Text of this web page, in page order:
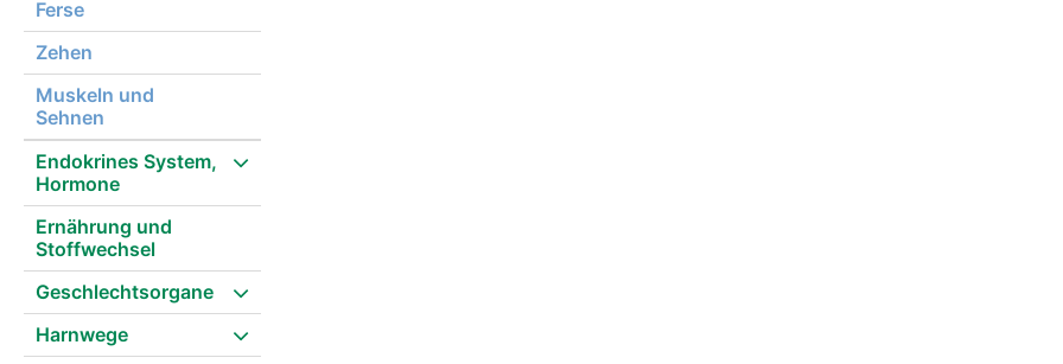
Ferse
Zehen
Muskeln und
Sehnen
Endokrines System,
Hormone
Ernährung und
Stoffwechsel
Geschlechtsorgane
Harnwege